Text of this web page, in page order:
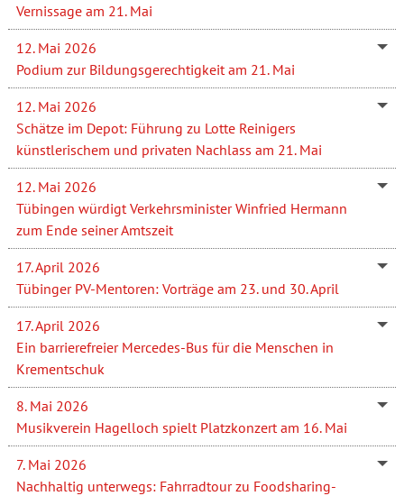
Vernissage am 21. Mai
12. Mai 2026
Podium zur Bildungsgerechtigkeit am 21. Mai
12. Mai 2026
Schätze im Depot: Führung zu Lotte Reinigers
künstlerischem und privaten Nachlass am 21. Mai
12. Mai 2026
Tübingen würdigt Verkehrsminister Winfried Hermann
zum Ende seiner Amtszeit
17. April 2026
Tübinger PV-Mentoren: Vorträge am 23. und 30. April
17. April 2026
Ein barrierefreier Mercedes-Bus für die Menschen in
Krementschuk
8. Mai 2026
Musikverein Hagelloch spielt Platzkonzert am 16. Mai
7. Mai 2026
Nachhaltig unterwegs: Fahrradtour zu Foodsharing-